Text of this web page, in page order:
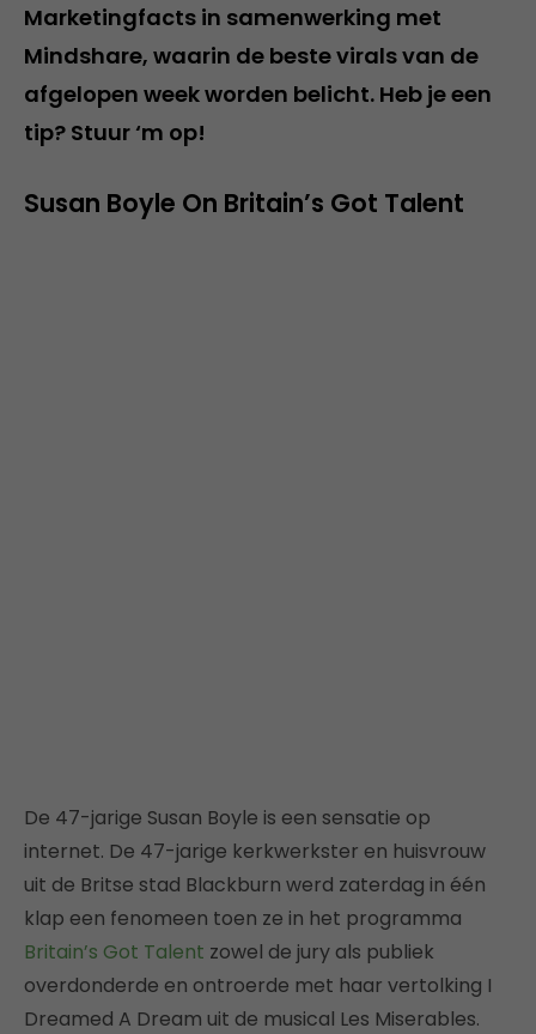
Marketingfacts in samenwerking met
Mindshare, waarin de beste virals van de
afgelopen week worden belicht. Heb je een
tip? Stuur ‘m op!
Susan Boyle On Britain’s Got Talent
De 47-jarige Susan Boyle is een sensatie op
internet. De 47-jarige kerkwerkster en huisvrouw
uit de Britse stad Blackburn werd zaterdag in één
klap een fenomeen toen ze in het programma
Britain’s Got Talent zowel de jury als publiek
overdonderde en ontroerde met haar vertolking I
Dreamed A Dream uit de musical Les Miserables.